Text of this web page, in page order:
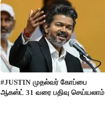
#JUSTIN முதல்வர் கோப்பை
ஆகஸ்ட் 31 வரை பதிவு செய்யலாம்